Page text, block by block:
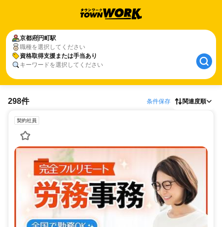
京都府 円町駅
職種を選択してください
資格取得支援または手当あり
キーワードを選択してください
298件 条件保存 関連度順
契約社員